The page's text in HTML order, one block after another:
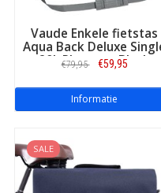
Vaude Enkele fietstas
Aqua Back Deluxe
20L Phantom Black
€79,95 €59,95
Informatie
SALE